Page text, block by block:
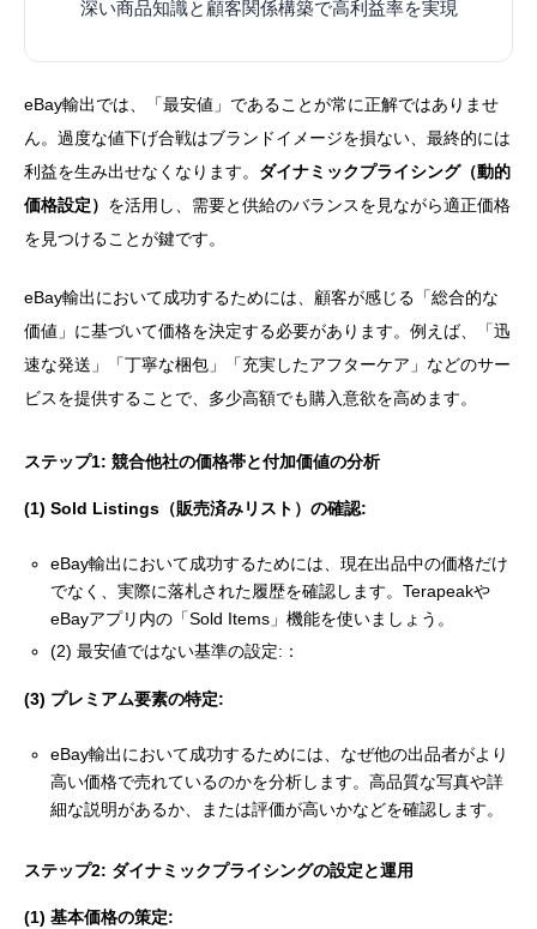
深い商品知識と顧客関係構築で高利益率を実現
eBay輸出では、「最安値」であることが常に正解ではありませ
ん。過度な値下げ合戦はブランドイメージを損ない、最終的には
利益を生み出せなくなります。 ダイナミックプライシング（動的
価格設定） を活用し、需要と供給のバランスを見ながら適正価格
を見つけることが鍵です。
eBay輸出において成功するためには、顧客が感じる「総合的な
価値」に基づいて価格を決定する必要があります。例えば、「迅
速な発送」「丁寧な梱包」「充実したアフターケア」などのサー
ビスを提供することで、多少高額でも購入意欲を高めます。
ステップ1: 競合他社の価格帯と付加価値の分析
(1) Sold Listings（販売済みリスト）の確認:
eBay輸出において成功するためには、現在出品中の価格だけ
でなく、実際に落札された履歴を確認します。Terapeakや
eBayアプリ内の「Sold Items」機能を使いましょう。
(2) 最安値ではない基準の設定:：
(3) プレミアム要素の特定:
eBay輸出において成功するためには、なぜ他の出品者がより
高い価格で売れているのかを分析します。高品質な写真や詳
細な説明があるか、または評価が高いかなどを確認します。
ステップ2: ダイナミックプライシングの設定と運用
(1) 基本価格の策定: